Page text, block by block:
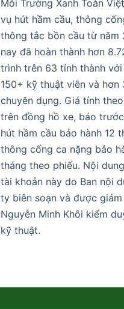
Môi Trường Xanh Toàn
vụ hút hầm cầu, thông
thông tắc bồn cầu từ năm
nay đã hoàn thành hơn
trình trên 63 tỉnh thành
150+ kỹ thuật viên và hơn
chuyên dụng. Giá tính
trên đồng hồ xe, báo
hút hầm cầu bảo hành 12
thông cống ca nặng bảo
tháng theo phiếu. Nội
tài khoản này do Ban nội
ty biên soạn và được
Nguyễn Minh Khôi kiểm
kỹ thuật.